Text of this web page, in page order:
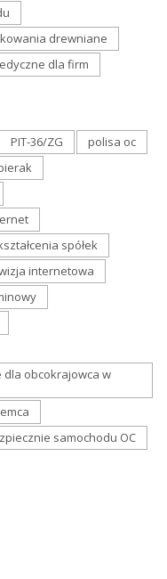
drewniane
dla firm
PIT-36/ZG
polisa oc
spółek
internetowa
obcokrajowca w
samochodu OC